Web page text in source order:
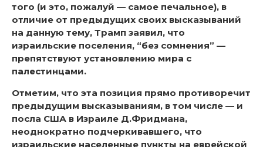
того (и это, пожалуй — самое печальное), в
отличие от предыдущих своих высказываний
на данную тему, Трамп заявил, что
израильские поселения, “без сомнения” —
препятствуют установлению мира с
палестинцами.
Отметим, что эта позиция прямо противоречит
предыдущим высказываниям, в том числе — и
посла США в Израиле Д.Фридмана,
неоднократно подчеркивавшего, что
израильские населенные пункты на еврейской